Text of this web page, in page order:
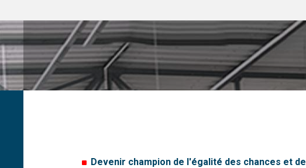
Devenir champion de l'égalité des chances et de